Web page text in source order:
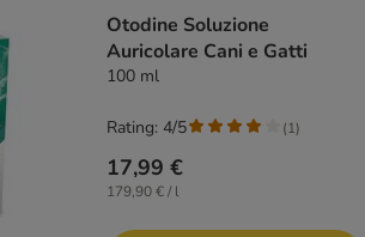
Otodine Soluzione
Auricolare Cani e Gatti
100 ml
17,99 €
179,90 € / l
Rating: 4/5 (1)